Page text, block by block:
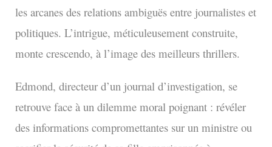
les arcanes des relations ambiguës entre journalistes et
politiques. L’intrigue, méticuleusement construite,
monte crescendo, à l’image des meilleurs thrillers.
Edmond, directeur d’un journal d’investigation, se
retrouve face à un dilemme moral poignant : révéler
des informations compromettantes sur un ministre ou